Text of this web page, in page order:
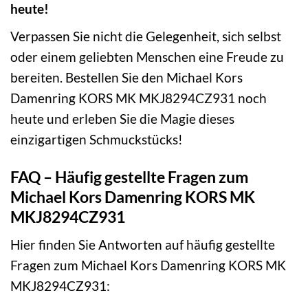
heute!
Verpassen Sie nicht die Gelegenheit, sich selbst
oder einem geliebten Menschen eine Freude zu
bereiten. Bestellen Sie den Michael Kors
Damenring KORS MK MKJ8294CZ931 noch
heute und erleben Sie die Magie dieses
einzigartigen Schmuckstücks!
FAQ – Häufig gestellte Fragen zum
Michael Kors Damenring KORS MK
MKJ8294CZ931
Hier finden Sie Antworten auf häufig gestellte
Fragen zum Michael Kors Damenring KORS MK
MKJ8294CZ931: